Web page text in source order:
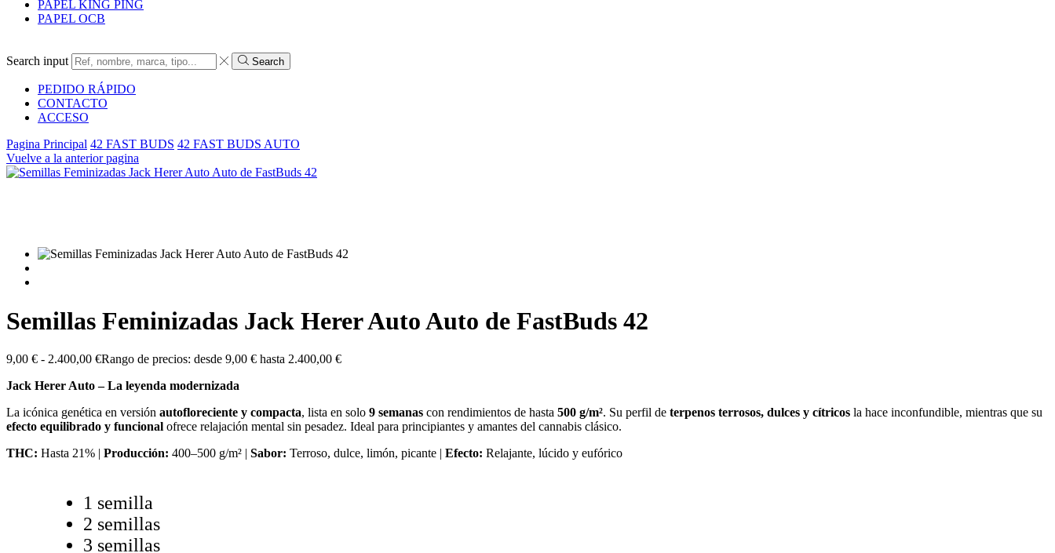
PAPEL KING PING
PAPEL OCB
Search input Search
PEDIDO RÁPIDO
CONTACTO
ACCESO
Pagina Principal 42 FAST BUDS 42 FAST BUDS AUTO
Vuelve a la anterior pagina
Semillas Feminizadas Jack Herer Auto Auto de FastBuds 42
9,00 € - 2.400,00 €Rango de precios: desde 9,00 € hasta 2.400,00 €
Jack Herer Auto – La leyenda modernizada
La icónica genética en versión autofloreciente y compacta, lista en solo 9 semanas con rendimientos de hasta 500 g/m². Su perfil de terpenos terrosos, dulces y cítricos la hace inconfundible, mientras que su
efecto equilibrado y funcional ofrece relajación mental sin pesadez. Ideal para principiantes y amantes del cannabis clásico.
THC: Hasta 21% | Producción: 400–500 g/m² | Sabor: Terroso, dulce, limón, picante | Efecto: Relajante, lúcido y eufórico
1 semilla
2 semillas
3 semillas